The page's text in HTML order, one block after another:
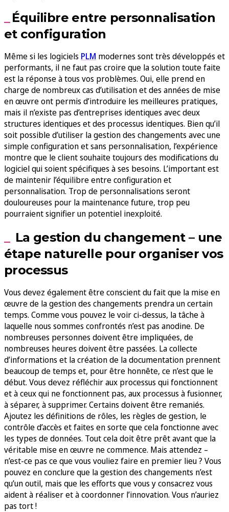
Équilibre entre personnalisation
et configuration
Même si les logiciels PLM modernes sont très développés et
performants, il ne faut pas croire que la solution toute faite
est la réponse à tous vos problèmes. Oui, elle prend en
charge de nombreux cas d’utilisation et des années de mise
en œuvre ont permis d’introduire les meilleures pratiques,
mais il n’existe pas d’entreprises identiques avec deux
structures identiques et des processus identiques. Bien qu’il
soit possible d’utiliser la gestion des changements avec une
simple configuration et sans personnalisation, l’expérience
montre que le client souhaite toujours des modifications du
logiciel qui soient spécifiques à ses besoins. L’important est
de maintenir l’équilibre entre configuration et
personnalisation. Trop de personnalisations seront
douloureuses pour la maintenance future, trop peu
pourraient signifier un potentiel inexploité.
La gestion du changement – une
étape naturelle pour organiser vos
processus
Vous devez également être conscient du fait que la mise en
œuvre de la gestion des changements prendra un certain
temps. Comme vous pouvez le voir ci-dessus, la tâche à
laquelle nous sommes confrontés n’est pas anodine. De
nombreuses personnes doivent être impliquées, de
nombreuses heures doivent être passées. La collecte
d’informations et la création de la documentation prennent
beaucoup de temps et, pour être honnête, ce n’est que le
début. Vous devez réfléchir aux processus qui fonctionnent
et à ceux qui ne fonctionnent pas, aux processus à fusionner,
à séparer, à supprimer. Certains doivent être remaniés.
Ajoutez les définitions de rôles, les règles de gestion, le
contrôle d’accès et faites en sorte que cela fonctionne avec
les types de données. Tout cela doit être prêt avant que la
véritable mise en œuvre ne commence. Mais attendez –
n’est-ce pas ce que vous vouliez faire en premier lieu ? Vous
pouvez en conclure que la gestion des changements n’est
qu’un outil, mais que les efforts que vous y consacrez vous
aident à réaliser et à coordonner l’innovation. Vous n’auriez
pas tort !